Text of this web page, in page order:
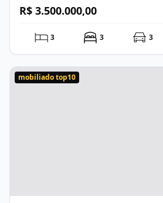
R$ 3.500.000,00
3 3 3
mobiliado top10